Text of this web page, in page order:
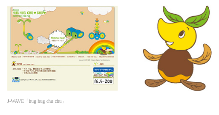
J-WAVE「hug hug chu chu」